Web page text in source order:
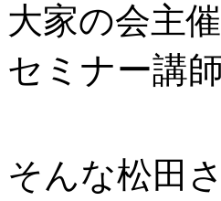
大家の会主
セミナー講
そんな松田